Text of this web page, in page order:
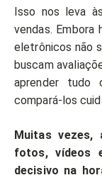
Isso nos leva
vendas. Embora
eletrônicos não
buscam
aprender
compará-los
Muitas vezes,
fotos, vídeos
decisivo na